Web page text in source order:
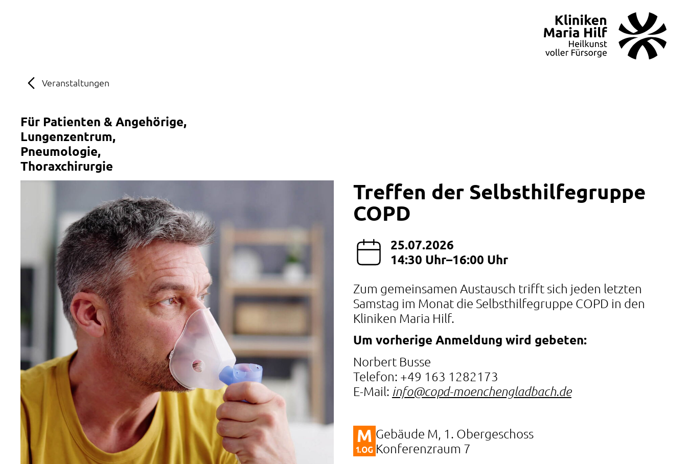
Veranstaltungen
Für Patienten & Angehörige
Lungenzentrum
Pneumologie
Thoraxchirurgie
Treffen der Selbsthilfegruppe
COPD
25.07.2026
14:30 Uhr–16:00 Uhr
Zum gemeinsamen Austausch trifft sich jeden letzten
Samstag im Monat die Selbsthilfegruppe COPD in den
Kliniken Maria Hilf.
Um vorherige Anmeldung wird gebeten:
Norbert Busse
Telefon: +49 163 1282173
E-Mail: info@copd-moenchengladbach.de
Gebäude M, 1. Obergeschoss
Konferenzraum 7